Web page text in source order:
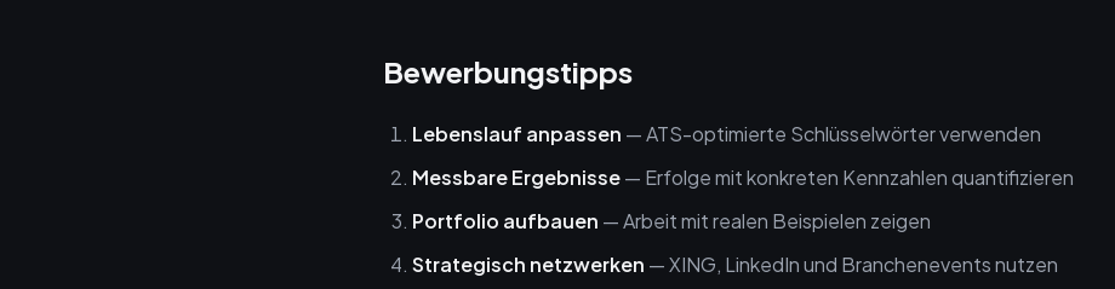
Bewerbungstipps
Lebenslauf anpassen — ATS-optimierte Schlüsselwörter verwenden
Messbare Ergebnisse— Erfolge mit konkreten Kennzahlen quantifizieren
Portfolio aufbauen — Arbeit mit realen Beispielen zeigen
Strategisch netzwerken — XING, LinkedIn und Branchenevents nutzen